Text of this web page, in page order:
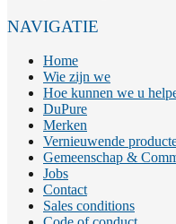
NAVIGATIE
Home
Wie zijn we
Hoe kunnen we u
DuPure
Merken
Vernieuwende
Gemeenschap &
Jobs
Contact
Sales conditions